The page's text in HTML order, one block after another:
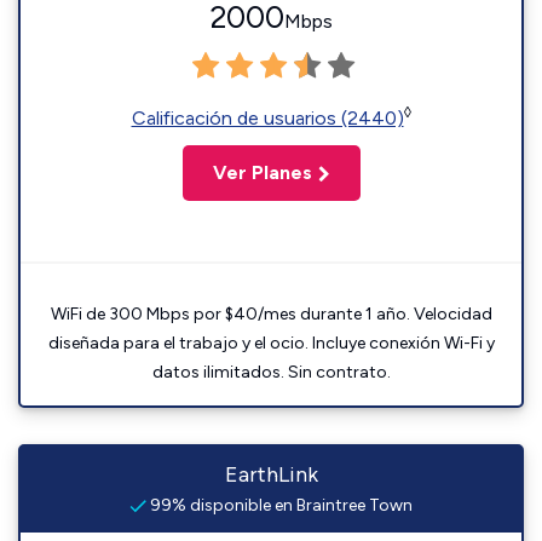
2000Mbps
Calificación de usuarios (2440)◊
Ver Planes
WiFi de 300 Mbps por $40/mes durante 1 año. Velocidad
diseñada para el trabajo y el ocio. Incluye conexión Wi-Fi y
datos ilimitados. Sin contrato.
EarthLink
99% disponible en Braintree Town